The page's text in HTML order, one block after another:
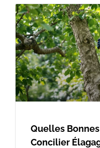
Quelles
Concilier